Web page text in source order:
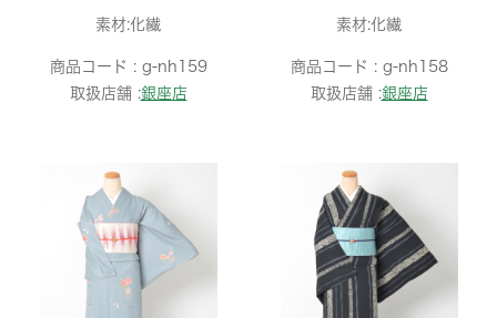
素材:化繊
商品コード : g-nh159
取扱店舗 :銀座店
素材:化繊
商品コード : g-nh158
取扱店舗 :銀座店